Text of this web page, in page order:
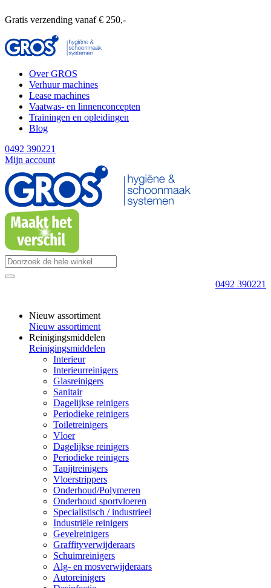
Gratis verzending vanaf € 250,-
Over GROS
Verhuur machines
Lease machines
Vaatwas- en linnenconcepten
Trainingen en opleidingen
Blog
0492 390221
Mijn account
0492 390221
Nieuw assortiment
Nieuw assortiment
Reinigingsmiddelen
Reinigingsmiddelen
Interieur
Interieurreinigers
Glasreinigers
Sanitair
Dagelijkse reinigers
Periodieke reinigers
Toiletreinigers
Vloer
Dagelijkse reinigers
Periodieke reinigers
Tapijtreinigers
Vloerstrippers
Onderhoud/Polymeren
Onderhoud sportvloeren
Specialistisch / industrieel
Industriële reinigers
Gevelreinigers
Graffityverwijderaars
Schuimreinigers
Alg- en mosverwijderaars
Autoreinigers